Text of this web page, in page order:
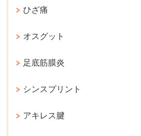
ひざ痛
オスグット
足底筋膜炎
シンスプリント
アキレス腱